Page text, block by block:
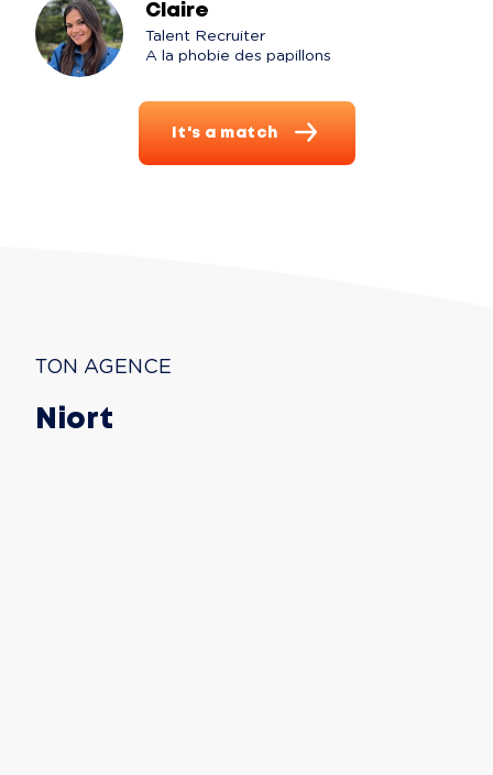
Claire
Talent Recruiter
A la phobie des papillons
It's a match
TON AGENCE
Niort